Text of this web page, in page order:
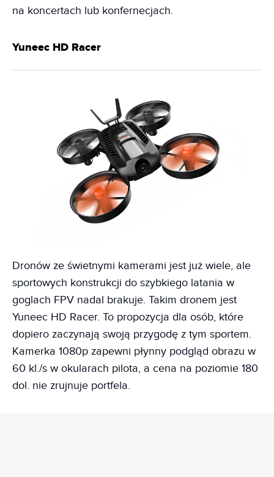
na koncertach lub konfernecjach.
Yuneec HD Racer
Dronów ze świetnymi kamerami jest już wiele, ale
sportowych konstrukcji do szybkiego latania w
goglach FPV nadal brakuje. Takim dronem jest
Yuneec HD Racer. To propozycja dla osób, które
dopiero zaczynają swoją przygodę z tym sportem.
Kamerka 1080p zapewni płynny podgląd obrazu w
60 kl./s w okularach pilota, a cena na poziomie 180
dol. nie zrujnuje portfela.